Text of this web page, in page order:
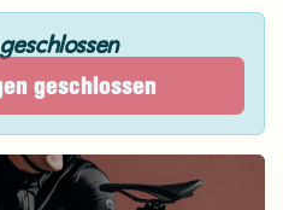
geschlossen
geschlossen